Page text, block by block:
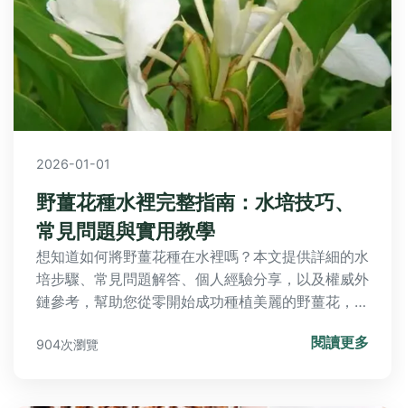
2026-01-01
野薑花種水裡完整指南：水培技巧、
常見問題與實用教學
想知道如何將野薑花種在水裡嗎？本文提供詳細的水
培步驟、常見問題解答、個人經驗分享，以及權威外
鏈參考，幫助您從零開始成功種植美麗的野薑花，解
904次瀏覽 閱讀更多